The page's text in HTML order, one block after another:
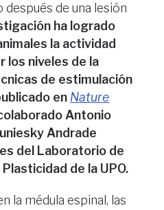
de una lesión
ha logrado
la actividad
los niveles de la
de estimulación
en Nature
Antonio
Andrade
del Laboratorio de
de la UPO.
la médula espinal, las